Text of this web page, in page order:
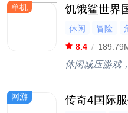
单机
休闲 冒险
UP主推荐
8.4 /
休闲减压游戏
网游 传奇4国际